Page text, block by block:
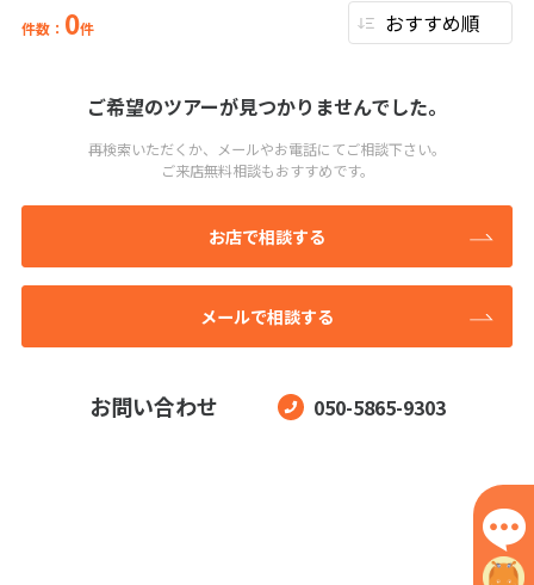
件数： 0件
ご希望のツアーが見つかりませんでした。
再検索いただくか、メールやお電話にてご相談下さい。
ご来店無料相談もおすすめです。
お店で相談する
メールで相談する
お問い合わせ 050-5865-9303